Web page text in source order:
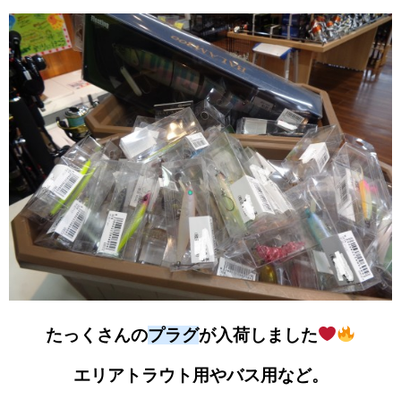
たっくさんのプラグが入荷しました
エリアトラウト用やバス用など。